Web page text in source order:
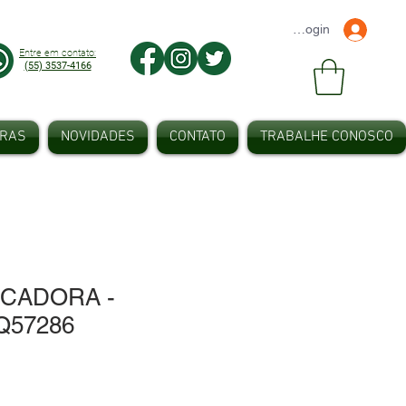
Entre em contato:
(55) 3537-4166
Faça seu Login
NOVIDADES CONTATO TRABALHE CONOSCO
-